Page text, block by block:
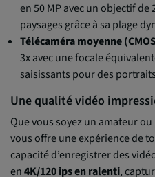
en 50 MP avec un objectif de
paysages grâce à sa plage
Télécaméra moyenne
3x avec une focale
saisissants pour des
Une qualité vidéo
Que vous soyez un amateur
vous offre une expérience de
capacité d’enregistrer des
en4K/120 ips en ralenti,